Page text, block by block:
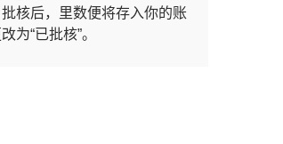
核后，里数便将存入你的账
为“已批核”。